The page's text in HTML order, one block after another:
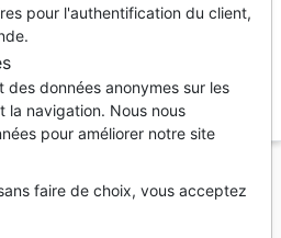
de nouvelle commande
States).
pour l'authentification du client,
des données anonymes sur les
la navigation. Nous nous
pour améliorer notre site
faire de choix, vous acceptez